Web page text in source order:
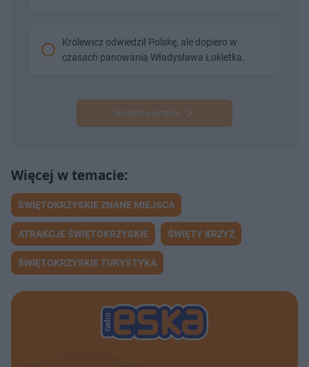
Królewicz odwiedził Polskę, ale dopiero w
czasach panowania Władysława Łokietka.
Następne pytanie
ŚWIĘTOKRZYSKIE ZNANE MIEJSCA
ATRAKCJE ŚWIĘTOKRZYSKIE ŚWIĘTY KRZYŻ
ŚWIĘTOKRZYSKIE TURYSTYKA